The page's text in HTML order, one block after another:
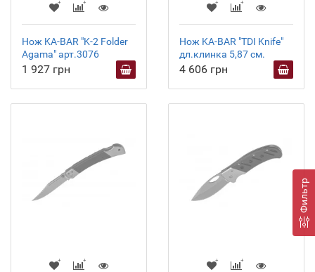
Фильтр
Нож KA-BAR "K-2 Folder
Agama" арт.3076
1 927 грн
Нож KA-BAR "TDI Knife"
дл.клинка 5,87 см.
4 606 грн